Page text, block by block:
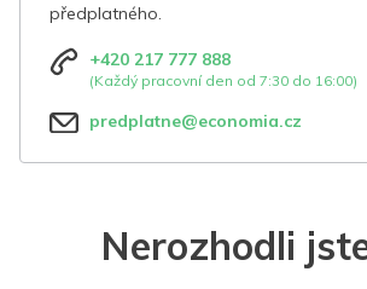
předplatného.
+420 217 777 888
(Každý pracovní den od 7:30 do 16:00)
predplatne@economia.cz
Nerozhodli